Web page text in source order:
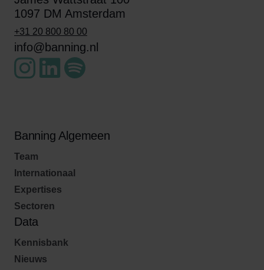
1097 DM Amsterdam
+31 20 800 80 00
info@banning.nl
Banning Algemeen
Team
Internationaal
Expertises
Sectoren
Data
Kennisbank
Nieuws